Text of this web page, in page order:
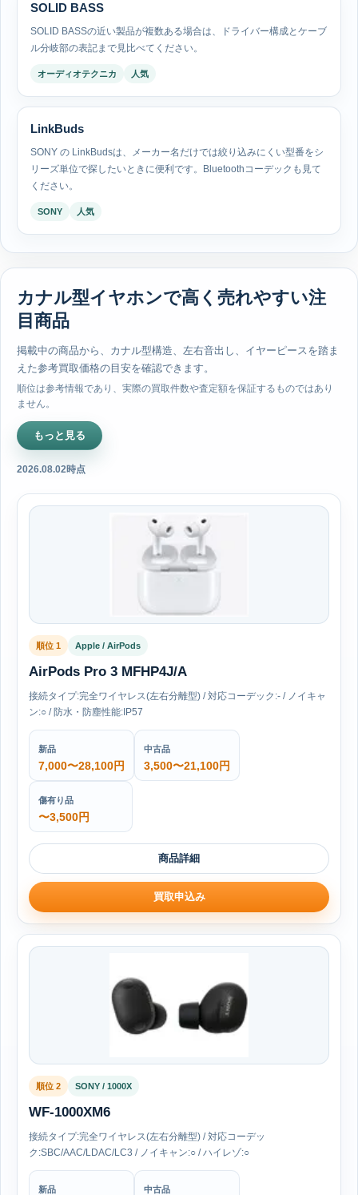
SOLID BASS
SOLID BASSの近い製品が複数ある場合は、ドライバー構成とケーブ
ル分岐部の表記まで見比べてください。
オーディオテクニカ 人気
LinkBuds
SONY の LinkBudsは、メーカー名だけでは絞り込みにくい型番をシ
リーズ単位で探したいときに便利です。Bluetoothコーデックも見て
ください。
SONY 人気
カナル型イヤホンで高く売れやすい注
目商品
掲載中の商品から、カナル型構造、左右音出し、イヤーピースを踏ま
えた参考買取価格の目安を確認できます。
順位は参考情報であり、実際の買取件数や査定額を保証するものではあり
ません。
もっと見る
2026.08.02時点
順位 1 Apple / AirPods
AirPods Pro 3 MFHP4J/A
接続タイプ:完全ワイヤレス(左右分離型) / 対応コーデック:- / ノイキャ
ン:○ / 防水・防塵性能:IP57
新品
7,000〜28,100円
中古品
3,500〜21,100円
傷有り品
〜3,500円
商品詳細
買取申込み
順位 2 SONY / 1000X
WF-1000XM6
接続タイプ:完全ワイヤレス(左右分離型) / 対応コーデッ
ク:SBC/AAC/LDAC/LC3 / ノイキャン:○ / ハイレゾ:○
新品 中古品